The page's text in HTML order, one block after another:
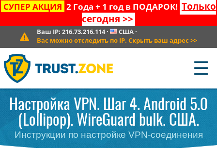
СУПЕР АКЦИЯ 2 Года + 1 год в ПОДАРОК! Только
сегодня >>
Ваш IP: 216.73.216.114· США·
Вас можно отследить по IP. Скрыть ваш адрес >>
☰
Настройка VPN. Шаг 4. Android 5.0
(Lollipop). WireGuard bulk. США.
Инструкции по настройке VPN-соединения